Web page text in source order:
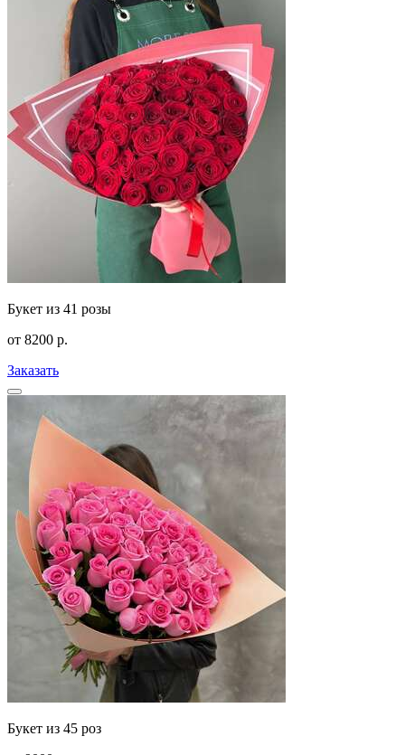
Букет из 41 розы
от 8200 р.
Заказать
Букет из 45 роз